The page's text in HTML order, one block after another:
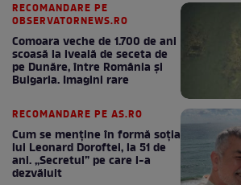
RECOMANDARE PE
OBSERVATORNEWS.RO
Comoara veche de 1.700 de ani
scoasă la iveală de seceta de
pe Dunăre, între România şi
Bulgaria. Imagini rare
RECOMANDARE PE AS.RO
Cum se menţine în formă soţia
lui Leonard Doroftei, la 51 de
ani. „Secretul” pe care l-a
dezvăluit